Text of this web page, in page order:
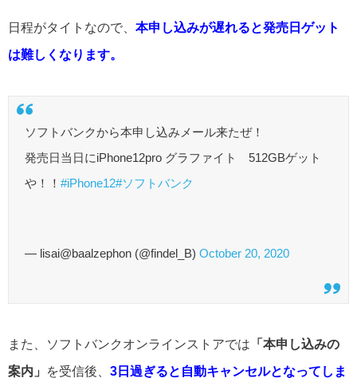
日程がタイトなので、 本申し込みが遅れると発売日ゲット
は難しくなります。
ソフトバンクから本申し込みメール来たぜ！
発売日当日にiPhone12pro グラファイト 512GBゲット
や！！ #iPhone12#ソフトバンク
— lisai@baalzephon (@findel_B) October 20, 2020
また、ソフトバンクオンラインストアでは 「本申し込みの
案内」
を受信後、 3日過ぎると自動キャンセルとなってしま